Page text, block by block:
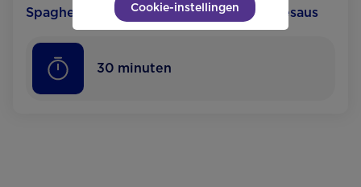
Spaghetti­spinnen met tomaten-groentesaus
30 minuten
Cookie-instellingen